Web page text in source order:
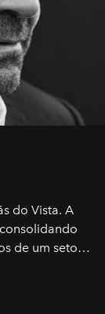
do Vista. A
de um setor